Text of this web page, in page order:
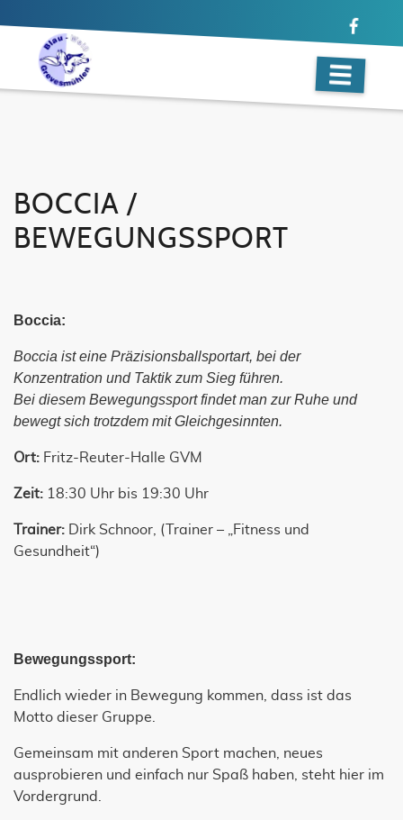
BOCCIA /
BEWEGUNGSSPORT
Boccia:
Boccia ist eine Präzisionsballsportart, bei der
Konzentration und Taktik zum Sieg führen.
Bei diesem Bewegungssport findet man zur Ruhe und
bewegt sich trotzdem mit Gleichgesinnten.
Ort: Fritz-Reuter-Halle GVM
Zeit: 18:30 Uhr bis 19:30 Uhr
Trainer: Dirk Schnoor, (Trainer – „Fitness und
Gesundheit“)
Bewegungssport:
Endlich wieder in Bewegung kommen, dass ist das
Motto dieser Gruppe.
Gemeinsam mit anderen Sport machen, neues
ausprobieren und einfach nur Spaß haben, steht hier im
Vordergrund.